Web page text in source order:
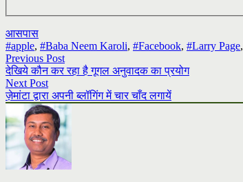
आसपास
#apple, #Baba Neem Karoli, #Facebook, #Larry Page,
Previous Post
देखिये कौन कर रहा है गूगल अनुवादक का प्रयोग
Next Post
ज़ेमांटा द्वारा अपनी ब्लॉगिंग में चार चाँद लगायें